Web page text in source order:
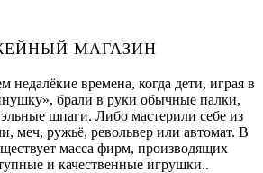
МАГАЗИН
недалёкие времена, когда дети, играя в
брали в руки обычные палки,
шпаги. Либо мастерили себе из
меч, ружьё, револьвер или автомат. В
масса фирм, производящих
и качественные игрушки..